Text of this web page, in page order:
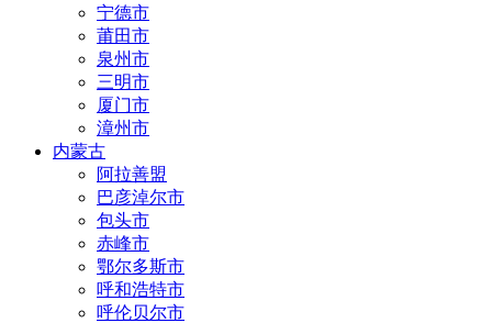
宁德市
莆田市
泉州市
三明市
厦门市
漳州市
内蒙古
阿拉善盟
巴彦淖尔市
包头市
赤峰市
鄂尔多斯市
呼和浩特市
呼伦贝尔市